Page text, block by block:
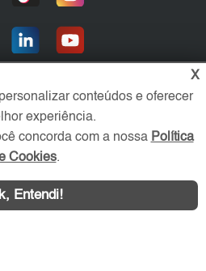
Contatar
aos anunciantes,
sua conta:
X
conteúdos e oferecer
experiência.
concorda com a nossa Política
Cookies.
Entendi!